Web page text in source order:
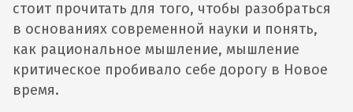
стоит прочитать для того, чтобы разобраться
в основаниях современной науки и понять,
как рациональное мышление, мышление
критическое пробивало себе дорогу в Новое
время.